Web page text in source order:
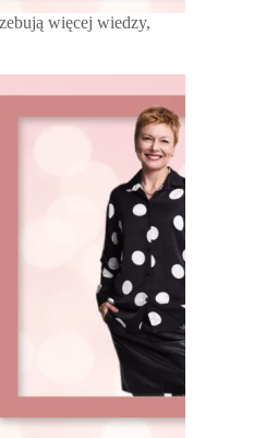
więcej wiedzy,